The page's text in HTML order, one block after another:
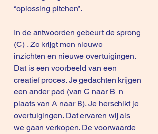
“oplossing pitchen”.
In de antwoorden gebeurt de sprong
(C) . Zo krijgt men nieuwe
inzichten en nieuwe overtuigingen.
Dat is een voorbeeld van een
creatief proces. Je gedachten krijgen
een ander pad (van C naar B in
plaats van A naar B). Je herschikt je
overtuigingen. Dat ervaren wij als
we gaan verkopen. De voorwaarde